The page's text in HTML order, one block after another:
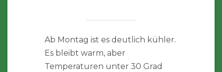
Ab Montag ist es deutlich kühler.
Es bleibt warm, aber
Temperaturen unter 30 Grad